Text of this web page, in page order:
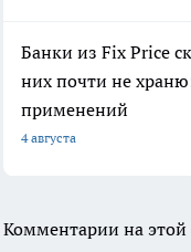
Банки из Fix Price
них почти не
применений
4 августа
Комментарии на